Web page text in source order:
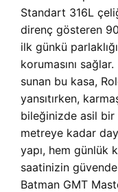
Standart 316L
direnç gösteren
ilk günkü
korumasını
sunan bu kasa,
yansıtırken,
bileğinizde asil bir
metreye kadar
yapı, hem günlük
saatinizin
Batman GMT